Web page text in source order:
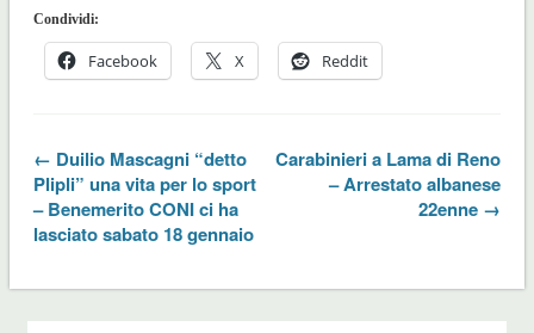
Condividi:
Facebook X Reddit
← Duilio Mascagni “detto
Plipli” una vita per lo sport
– Benemerito CONI ci ha
lasciato sabato 18 gennaio
Carabinieri a Lama di Reno
– Arrestato albanese
22enne →